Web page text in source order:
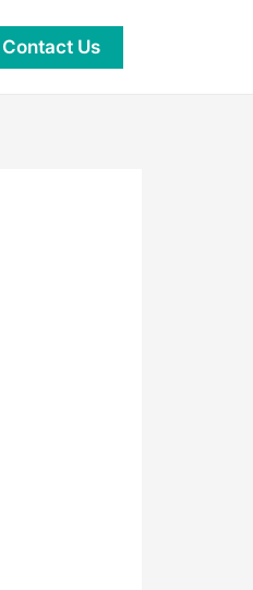
Contact Us